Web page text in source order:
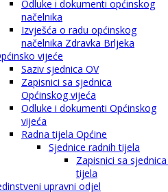
Odluke i dokumenti općinskog
načelnika
Izvješća o radu općinskog
načelnika Zdravka Brljeka
vijeće
Saziv sjednica OV
Zapisnici sa sjednica
Općinskog vijeća
Odluke i dokumenti Općinskog
vijeća
Radna tijela Općine
Sjednice radnih tijela
Zapisnici sa
tijela
upravni odjel